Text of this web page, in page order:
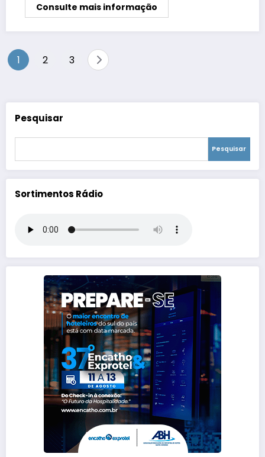
Consulte mais informação
Paginação
1 2 3
Pesquisar
Pesquisar
Sortimentos Rádio